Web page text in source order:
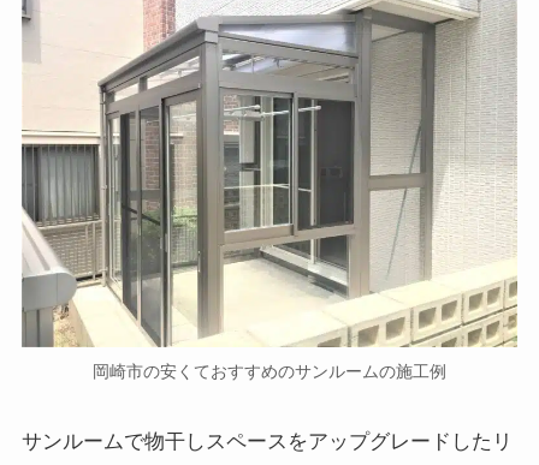
岡崎市の安くておすすめのサンルームの施工例
サンルームで物干しスペースをアップグレードしたリ